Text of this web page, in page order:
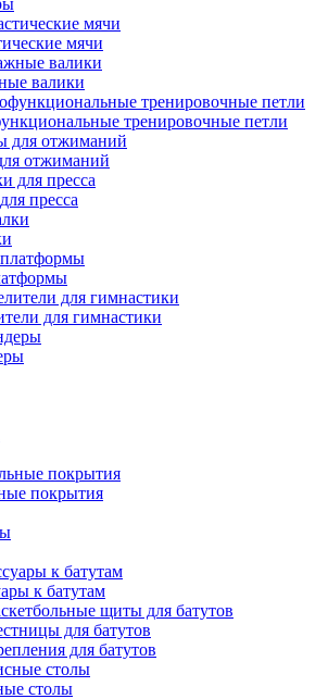
мячи
валики
тренировочные петли
отжиманий
пресса
для гимнастики
покрытия
к батутам
щиты для батутов
для батутов
для батутов
столы